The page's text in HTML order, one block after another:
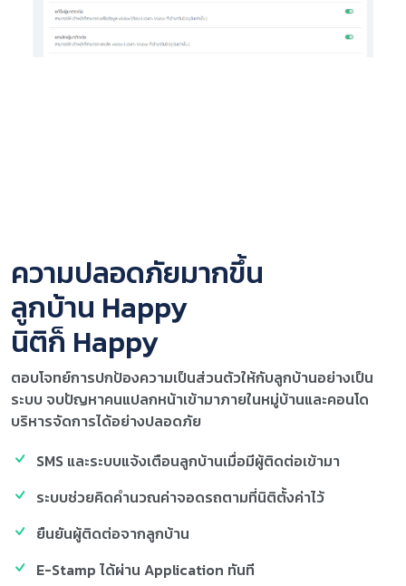
ความปลอดภัยมากขึ้น
ลูกบ้าน Happy
นิติก็ Happy
ตอบโจทย์การปกป้องความเป็นส่วนตัวให้กับลูกบ้านอย่างเป็น
ระบบ จบปัญหาคนแปลกหน้าเข้ามาภายในหมู่บ้านและคอนโด
บริหารจัดการได้อย่างปลอดภัย
SMS และระบบแจ้งเตือนลูกบ้านเมื่อมีผู้ติดต่อเข้ามา
ระบบช่วยคิดคำนวณค่าจอดรถตามที่นิติตั้งค่าไว้
ยืนยันผู้ติดต่อจากลูกบ้าน
E-Stamp ได้ผ่าน Application ทันที